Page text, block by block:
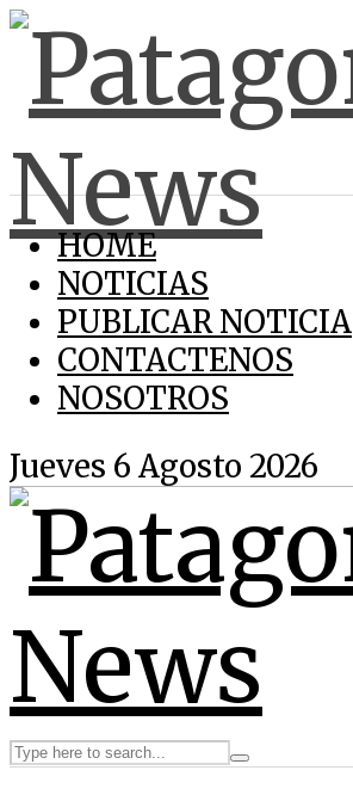
HOME
NOTICIAS
PUBLICAR NOTICIA
CONTACTENOS
NOSOTROS
Jueves 6 Agosto 2026